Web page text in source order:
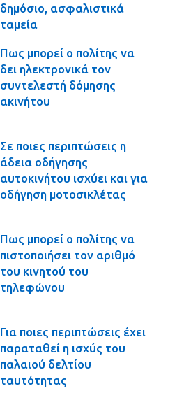
δημόσιο, ασφαλιστικά
ταμεία
Πως μπορεί ο πολίτης να
δει ηλεκτρονικά τον
συντελεστή δόμησης
ακινήτου
Σε ποιες περιπτώσεις η
άδεια οδήγησης
αυτοκινήτου ισχύει και για
οδήγηση μοτοσικλέτας
Πως μπορεί ο πολίτης να
πιστοποιήσει τον αριθμό
του κινητού του
τηλεφώνου
Για ποιες περιπτώσεις έχει
παραταθεί η ισχύς του
παλαιού δελτίου
ταυτότητας